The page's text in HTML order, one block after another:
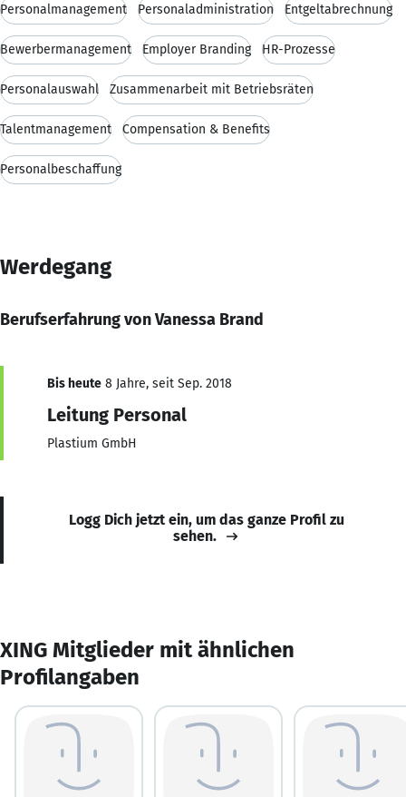
Personalmanagement Personaladministration Entgeltabrechnung
Bewerbermanagement Employer Branding HR-Prozesse
Personalauswahl Zusammenarbeit mit Betriebsräten
Talentmanagement Compensation & Benefits
Personalbeschaffung
Werdegang
Berufserfahrung von Vanessa Brand
Bis heute 8 Jahre, seit Sep. 2018
Leitung Personal
Plastium GmbH
Logg Dich jetzt ein, um das ganze Profil zu
sehen.
XING Mitglieder mit ähnlichen
Profilangaben